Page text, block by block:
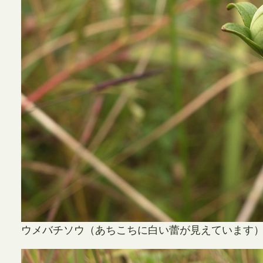
ウメバチソウ（あちこちに白い蕾が見えています